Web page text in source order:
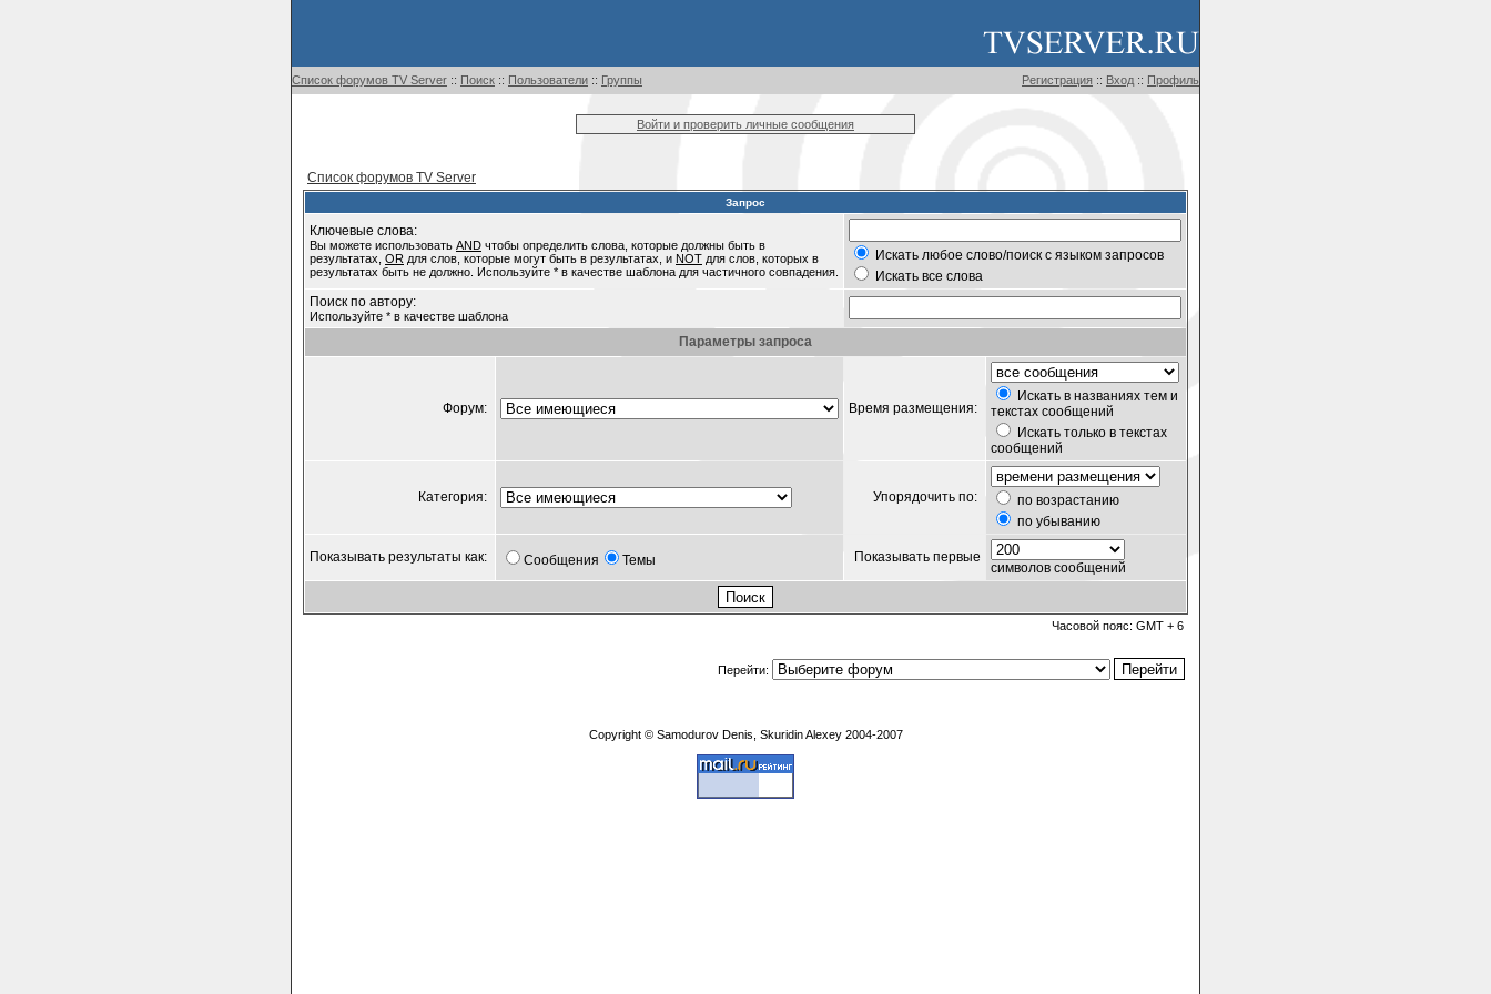
Список форумов TV Server :: Поиск :: Пользователи :: Группы Регистрация :: Вход :: Профиль
Войти и проверить личные сообщения
Список форумов TV Server
Запрос
Ключевые слова:
Вы можете использовать AND чтобы определить слова, которые должны быть в
результатах, OR для слов, которые могут быть в результатах, и NOT для слов, которых в
результатах быть не должно. Используйте * в качестве шаблона для частичного совпадения.
Искать любое слово/поиск с языком запросов
Искать все слова
Поиск по автору:
Используйте * в качестве шаблона
Параметры запроса
Форум: Время размещения:
Искать в названиях тем и
текстах сообщений
Искать только в текстах
сообщений
Категория: Упорядочить по:
по возрастанию
по убыванию
Показывать результаты как: Сообщения Темы Показывать первые
символов сообщений
Часовой пояс: GMT + 6
Перейти:
Copyright © Samodurov Denis, Skuridin Alexey 2004-2007